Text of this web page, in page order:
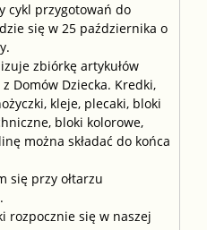
cykl przygotowań do
się w 25 października o
zbiórkę artykułów
Domów Dziecka. Kredki,
kleje, plecaki, bloki
bloki kolorowe,
można składać do końca
się przy ołtarzu
rozpocznie się w naszej